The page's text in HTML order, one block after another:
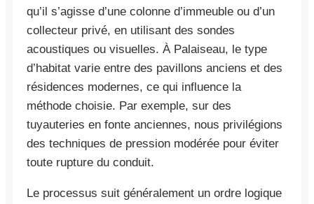
qu’il s’agisse d’une colonne d’immeuble ou d’un
collecteur privé, en utilisant des sondes
acoustiques ou visuelles. À Palaiseau, le type
d’habitat varie entre des pavillons anciens et des
résidences modernes, ce qui influence la
méthode choisie. Par exemple, sur des
tuyauteries en fonte anciennes, nous privilégions
des techniques de pression modérée pour éviter
toute rupture du conduit.
Le processus suit généralement un ordre logique